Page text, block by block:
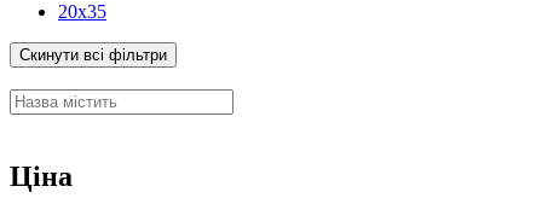
20x35
Скинути всі фільтри
Ціна